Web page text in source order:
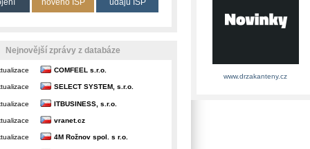
nového ISP
údajů ISP
Nejnovější zprávy z databáze
COMFEEL s.r.o.
SELECT SYSTEM, s.r.o.
ITBUSINESS, s.r.o.
vranet.cz
4M Rožnov spol. s r.o.
www.drzakanteny.cz